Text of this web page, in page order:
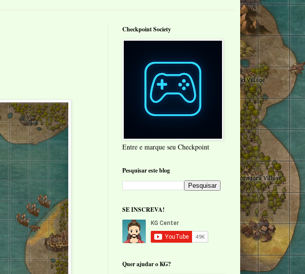
Checkpoint Society
Entre e marque seu Checkpoint
Pesquisar este blog
SE INSCREVA!
Quer ajudar o KG?